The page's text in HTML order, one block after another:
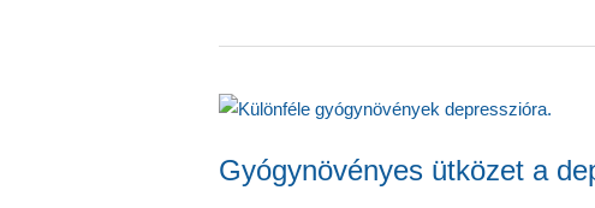
Gyógynövényes ütközet a